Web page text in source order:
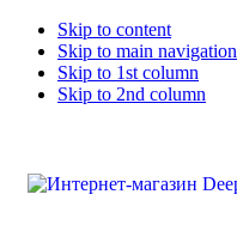
Skip to content
Skip to main navigation
Skip to 1st column
Skip to 2nd column